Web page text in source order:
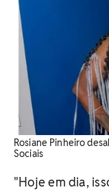
Rosiane Pinheiro
Sociais
"Hoje em dia,